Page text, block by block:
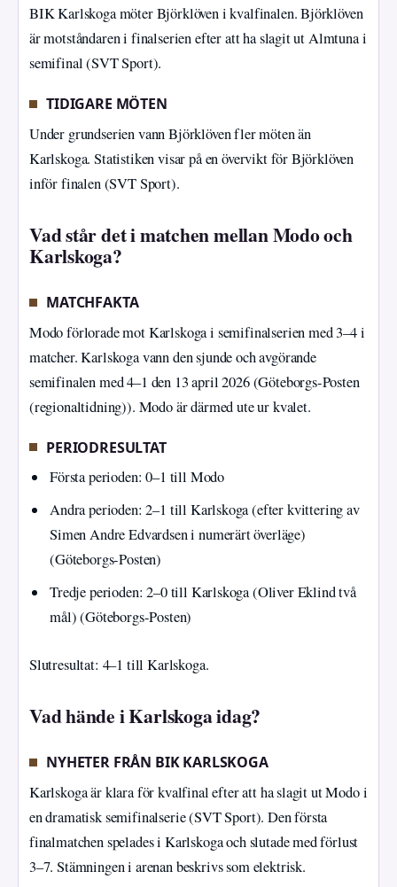
BIK Karlskoga möter Björklöven i kvalfinalen. Björklöven
är motståndaren i finalserien efter att ha slagit ut Almtuna i
semifinal (SVT Sport).
TIDIGARE MÖTEN
Under grundserien vann Björklöven fler möten än
Karlskoga. Statistiken visar på en övervikt för Björklöven
inför finalen (SVT Sport).
Vad står det i matchen mellan Modo och
Karlskoga?
MATCHFAKTA
Modo förlorade mot Karlskoga i semifinalserien med 3–4 i
matcher. Karlskoga vann den sjunde och avgörande
semifinalen med 4–1 den 13 april 2026 (Göteborgs-Posten
(regionaltidning)). Modo är därmed ute ur kvalet.
PERIODRESULTAT
Första perioden: 0–1 till Modo
Andra perioden: 2–1 till Karlskoga (efter kvittering av
Simen Andre Edvardsen i numerärt överläge)
(Göteborgs-Posten)
Tredje perioden: 2–0 till Karlskoga (Oliver Eklind två
mål) (Göteborgs-Posten)
Slutresultat: 4–1 till Karlskoga.
Vad hände i Karlskoga idag?
NYHETER FRÅN BIK KARLSKOGA
Karlskoga är klara för kvalfinal efter att ha slagit ut Modo i
en dramatisk semifinalserie (SVT Sport). Den första
finalmatchen spelades i Karlskoga och slutade med förlust
3–7. Stämningen i arenan beskrivs som elektrisk.